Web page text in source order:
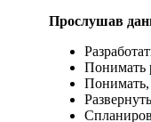
Прослушав
Понимать
Понимать,